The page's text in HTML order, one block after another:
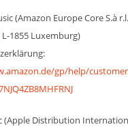
(Amazon Europe Core S.à
L-1855 Luxemburg)
gp/help/
(Apple Distribution